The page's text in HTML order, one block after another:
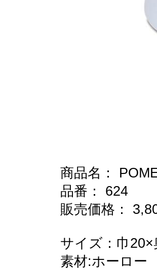
商品名：
品番： 624
販売価格：
サイズ：巾
素材:ホーロー